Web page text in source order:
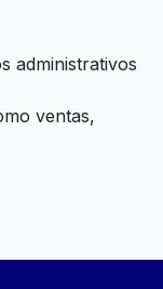
administrativos
ventas,